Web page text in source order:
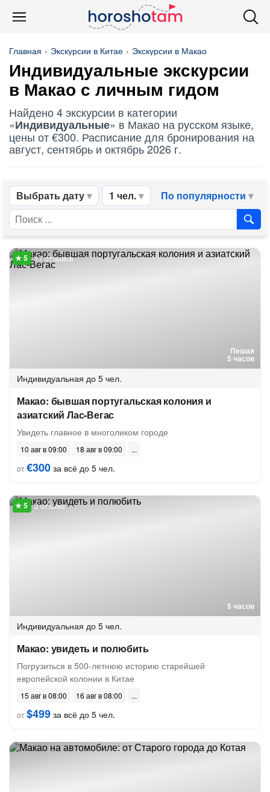
Главная Экскурсии в Китае Экскурсии в Макао
Индивидуальные экскурсии
в Макао с личным гидом
Найдено 4 экскурсии в категории
«Индивидуальные» в Макао на русском языке,
цены от €300. Расписание для бронирования на
август, сентябрь и октябрь 2026 г.
Выбрать дату 1 чел. По популярности
Пешая
5 часов
17 отзывов
Индивидуальная до 5 чел.
Макао: бывшая португальская колония и
азиатский Лас-Вегас
Увидеть главное в многоликом городе
10 авг в 09:00
18 авг в 09:00
от€300 за всё до 5 чел.
5 часов
2 отзыва
Индивидуальная до 5 чел.
Макао: увидеть и полюбить
Погрузиться в 500-летнюю историю старейшей
европейской колонии в Китае
15 авг в 08:00
16 авг в 08:00
от$499 за всё до 5 чел.